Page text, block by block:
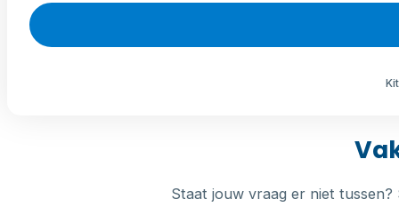
Staat jouw vraag er niet tussen?